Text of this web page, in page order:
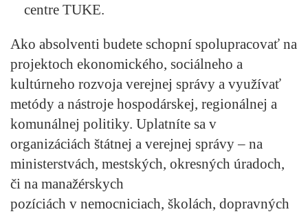
centre TUKE.
Ako absolventi budete schopní spolupracovať na
projektoch ekonomického, sociálneho a
kultúrneho rozvoja verejnej správy a využívať
metódy a nástroje hospodárskej, regionálnej a
komunálnej politiky. Uplatníte sa v
organizáciách štátnej a verejnej správy – na
ministerstvách, mestských, okresných úradoch,
či na manažérskych
pozíciách v nemocniciach, školách, dopravných